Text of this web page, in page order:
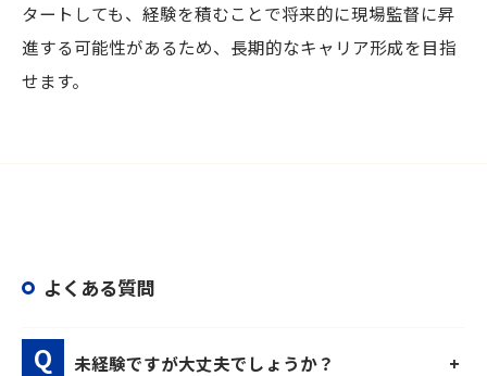
タートしても、経験を積むことで将来的に現場監督に昇
進する可能性があるため、長期的なキャリア形成を目指
せます。
よくある質問
未経験ですが大丈夫でしょうか？